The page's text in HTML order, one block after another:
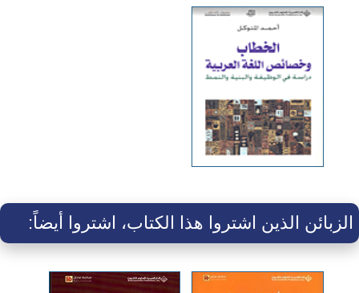
الزبائن الذين اشتروا هذا الكتاب، اشتروا أيضاً: